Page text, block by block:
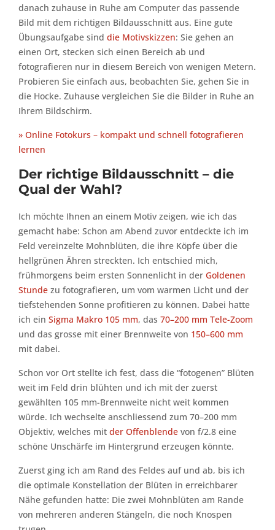
danach zuhause in Ruhe am Computer das passende
Bild mit dem richtigen Bildausschnitt aus. Eine gute
Übungsaufgabe sind die Motivskizzen: Sie gehen an
einen Ort, stecken sich einen Bereich ab und
fotografieren nur in diesem Bereich von wenigen Metern.
Probieren Sie einfach aus, beobachten Sie, gehen Sie in
die Hocke. Zuhause vergleichen Sie die Bilder in Ruhe an
Ihrem Bildschirm.
» Online Fotokurs – kompakt und schnell fotografieren
lernen
Der richtige Bildausschnitt – die
Qual der Wahl?
Ich möchte Ihnen an einem Motiv zeigen, wie ich das
gemacht habe: Schon am Abend zuvor entdeckte ich im
Feld vereinzelte Mohnblüten, die ihre Köpfe über die
hellgrünen Ähren streckten. Ich entschied mich,
frühmorgens beim ersten Sonnenlicht in der Goldenen
Stunde zu fotografieren, um vom warmen Licht und der
tiefstehenden Sonne profitieren zu können. Dabei hatte
ich ein Sigma Makro 105 mm, das 70–200 mm Tele-Zoom
und das grosse mit einer Brennweite von 150–600 mm
mit dabei.
Schon vor Ort stellte ich fest, dass die “fotogenen” Blüten
weit im Feld drin blühten und ich mit der zuerst
gewählten 105 mm-Brennweite nicht weit kommen
würde. Ich wechselte anschliessend zum 70–200 mm
Objektiv, welches mit der Offenblende von f/2.8 eine
schöne Unschärfe im Hintergrund erzeugen könnte.
Zuerst ging ich am Rand des Feldes auf und ab, bis ich
die optimale Konstellation der Blüten in erreichbarer
Nähe gefunden hatte: Die zwei Mohnblüten am Rande
von mehreren anderen Stängeln, die noch Knospen